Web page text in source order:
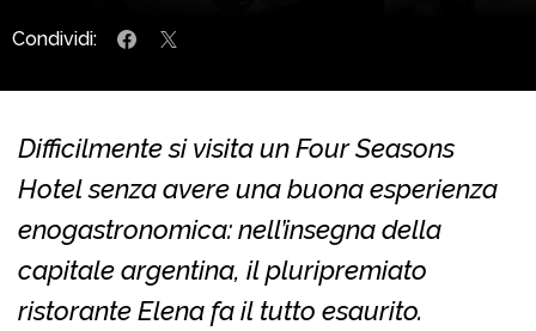
Condividi:
Difficilmente si visita un Four Seasons
Hotel senza avere una buona esperienza
enogastronomica: nell’insegna della
capitale argentina, il pluripremiato
ristorante Elena fa il tutto esaurito.